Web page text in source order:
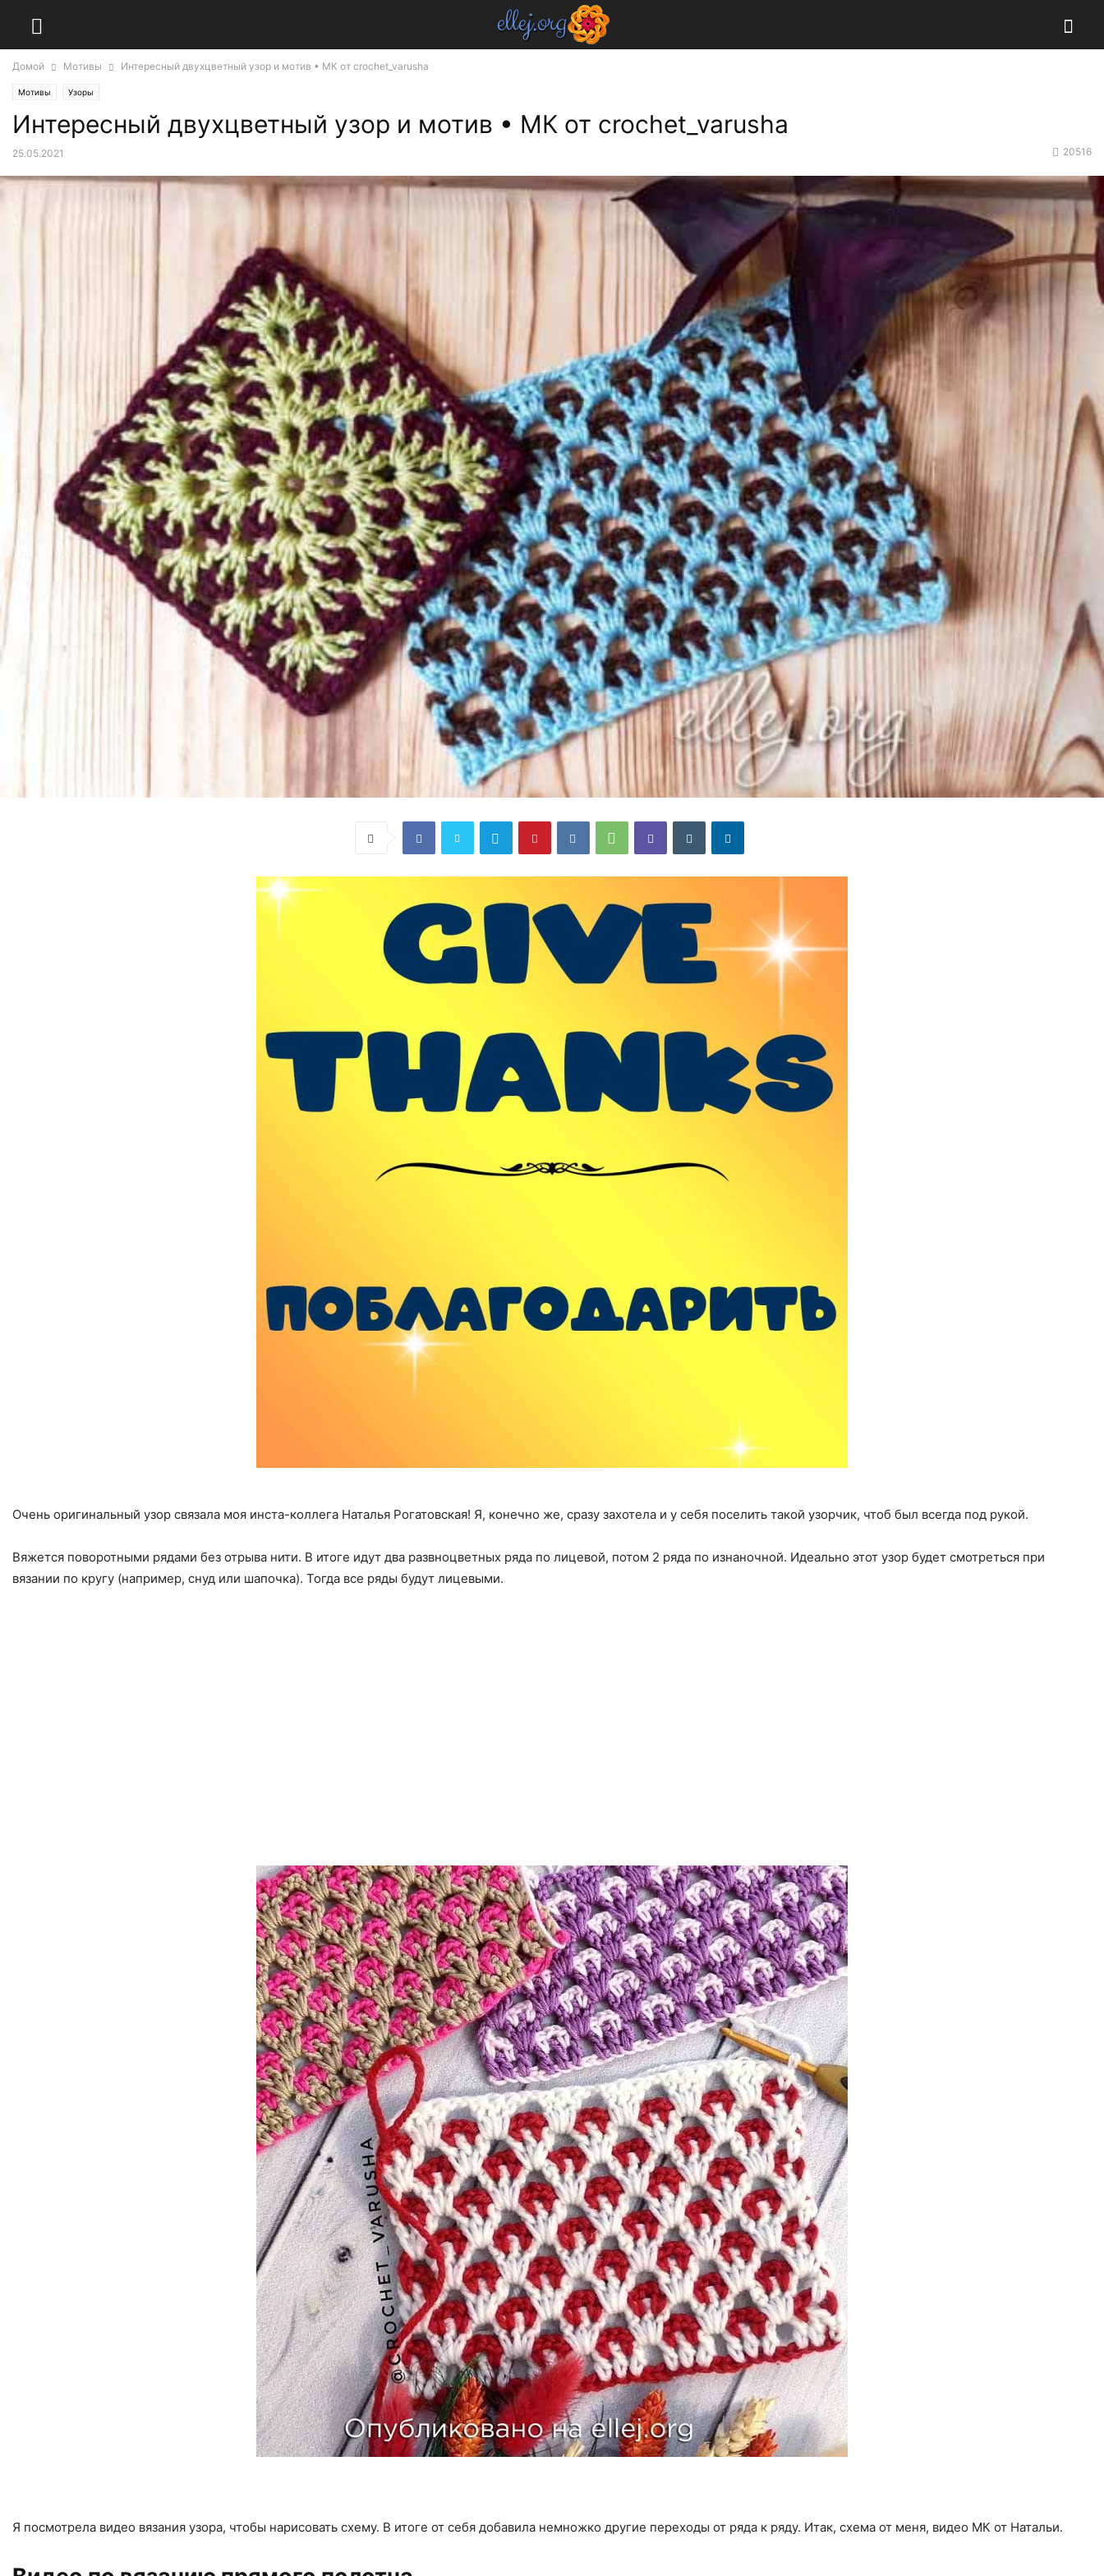
Домой Мотивы Интересный двухцветный узор и мотив • МК от crochet_varusha
Мотивы Узоры
Интересный двухцветный узор и мотив • МК от crochet_varusha
25.05.2021 20516
Очень оригинальный узор связала моя инста-коллега Наталья Рогатовская! Я, конечно же, сразу захотела и у себя поселить такой узорчик, чтоб был всегда под рукой.
Вяжется поворотными рядами без отрыва нити. В итоге идут два развноцветных ряда по лицевой, потом 2 ряда по изнаночной. Идеально этот узор будет смотреться при
вязании по кругу (например, снуд или шапочка). Тогда все ряды будут лицевыми.
Я посмотрела видео вязания узора, чтобы нарисовать схему. В итоге от себя добавила немножко другие переходы от ряда к ряду. Итак, схема от меня, видео МК от Натальи.